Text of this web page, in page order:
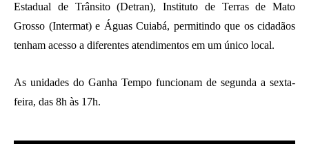
Estadual de Trânsito (Detran), Instituto de Terras de Mato
Grosso (Intermat) e Águas Cuiabá, permitindo que os cidadãos
tenham acesso a diferentes atendimentos em um único local.
As unidades do Ganha Tempo funcionam de segunda a sexta-
feira, das 8h às 17h.